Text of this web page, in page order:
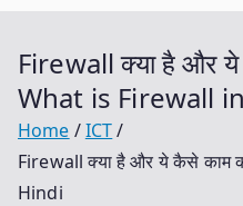
Firewall क्या है और
What is Firewall
Home
ICT
Firewall क्या है और ये कैसे काम
Hindi